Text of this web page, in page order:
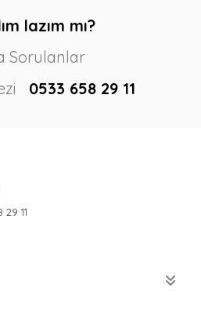
lazım mı?
Sorulanlar
0533 658 29 11
29 11